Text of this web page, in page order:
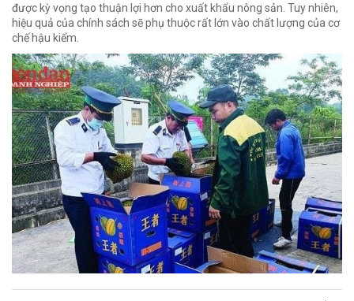
được kỳ vọng tạo thuận lợi hơn cho xuất khẩu nông sản. Tuy nhiên,
hiệu quả của chính sách sẽ phụ thuộc rất lớn vào chất lượng của cơ
chế hậu kiểm.